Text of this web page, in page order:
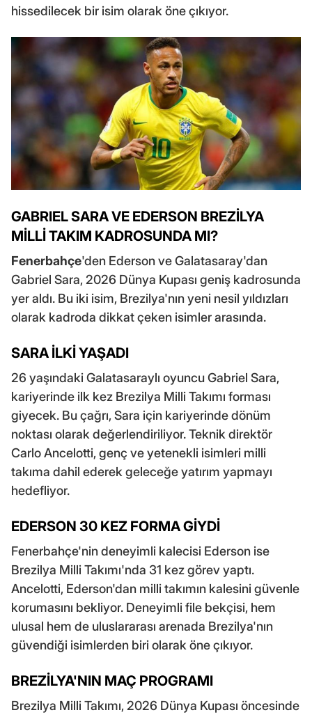
hissedilecek bir isim olarak öne çıkıyor.
GABRIEL SARA VE EDERSON BREZİLYA
MİLLİ TAKIM KADROSUNDA MI?
Fenerbahçe'den Ederson ve Galatasaray'dan
Gabriel Sara, 2026 Dünya Kupası geniş kadrosunda
yer aldı. Bu iki isim, Brezilya'nın yeni nesil yıldızları
olarak kadroda dikkat çeken isimler arasında.
SARA İLKİ YAŞADI
26 yaşındaki Galatasaraylı oyuncu Gabriel Sara,
kariyerinde ilk kez Brezilya Milli Takımı forması
giyecek. Bu çağrı, Sara için kariyerinde dönüm
noktası olarak değerlendiriliyor. Teknik direktör
Carlo Ancelotti, genç ve yetenekli isimleri milli
takıma dahil ederek geleceğe yatırım yapmayı
hedefliyor.
EDERSON 30 KEZ FORMA GİYDİ
Fenerbahçe'nin deneyimli kalecisi Ederson ise
Brezilya Milli Takımı'nda 31 kez görev yaptı.
Ancelotti, Ederson'dan milli takımın kalesini güvenle
korumasını bekliyor. Deneyimli file bekçisi, hem
ulusal hem de uluslararası arenada Brezilya'nın
güvendiği isimlerden biri olarak öne çıkıyor.
BREZİLYA'NIN MAÇ PROGRAMI
Brezilya Milli Takımı, 2026 Dünya Kupası öncesinde